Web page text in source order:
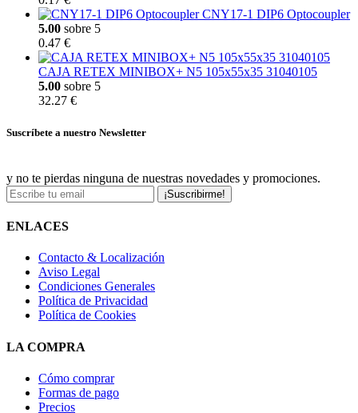
CNY17-1 DIP6 Optocoupler
5.00 sobre 5
0.47 €
CAJA RETEX MINIBOX+ N5 105x55x35 31040105
5.00 sobre 5
32.27 €
Suscríbete a nuestro Newsletter
y no te pierdas ninguna de nuestras novedades y promociones.
¡Suscribirme!
ENLACES
Contacto & Localización
Aviso Legal
Condiciones Generales
Política de Privacidad
Política de Cookies
LA COMPRA
Cómo comprar
Formas de pago
Precios